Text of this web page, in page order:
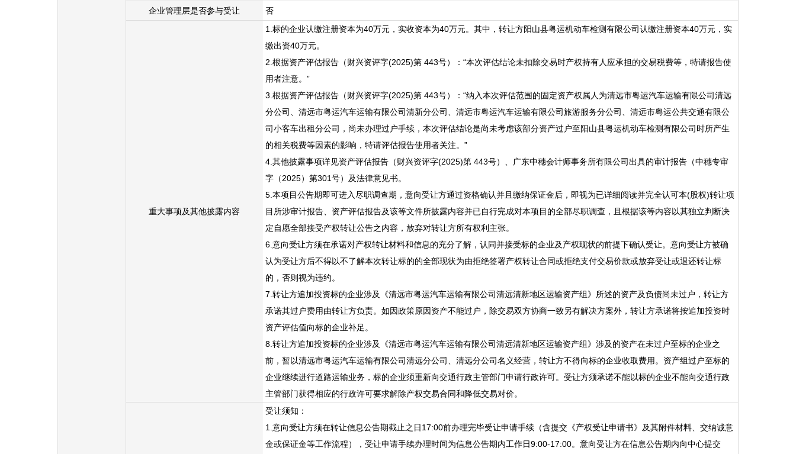
企业管理层是否参与受让 否
重大事项及其他披露内容
1.标的企业认缴注册资本为40万元，实收资本为40万元。其中，转让方阳山县粤运机动车检测有限公司认缴注册资本40万元，实
缴出资40万元。
2.根据资产评估报告（财兴资评字(2025)第 443号）：“本次评估结论未扣除交易时产权持有人应承担的交易税费等，特请报告使
用者注意。”
3.根据资产评估报告（财兴资评字(2025)第 443号）：“纳入本次评估范围的固定资产权属人为清远市粤运汽车运输有限公司清远
分公司、清远市粤运汽车运输有限公司清新分公司、清远市粤运汽车运输有限公司旅游服务分公司、清远市粤运公共交通有限公
司小客车出租分公司，尚未办理过户手续，本次评估结论是尚未考虑该部分资产过户至阳山县粤运机动车检测有限公司时所产生
的相关税费等因素的影响，特请评估报告使用者关注。”
4.其他披露事项详见资产评估报告（财兴资评字(2025)第 443号）、广东中穗会计师事务所有限公司出具的审计报告（中穗专审
字（2025）第301号）及法律意见书。
5.本项目公告期即可进入尽职调查期，意向受让方通过资格确认并且缴纳保证金后，即视为已详细阅读并完全认可本(股权)转让项
目所涉审计报告、资产评估报告及该等文件所披露内容并已自行完成对本项目的全部尽职调查，且根据该等内容以其独立判断决
定自愿全部接受产权转让公告之内容，放弃对转让方所有权利主张。
6.意向受让方须在承诺对产权转让材料和信息的充分了解，认同并接受标的企业及产权现状的前提下确认受让。意向受让方被确
认为受让方后不得以不了解本次转让标的的全部现状为由拒绝签署产权转让合同或拒绝支付交易价款或放弃受让或退还转让标
的，否则视为违约。
7.转让方追加投资标的企业涉及《清远市粤运汽车运输有限公司清远清新地区运输资产组》所述的资产及负债尚未过户，转让方
承诺其过户费用由转让方负责。如因政策原因资产不能过户，除交易双方协商一致另有解决方案外，转让方承诺将按追加投资时
资产评估值向标的企业补足。
8.转让方追加投资标的企业涉及《清远市粤运汽车运输有限公司清远清新地区运输资产组》涉及的资产在未过户至标的企业之
前，暂以清远市粤运汽车运输有限公司清远分公司、清远分公司名义经营，转让方不得向标的企业收取费用。资产组过户至标的
企业继续进行道路运输业务，标的企业须重新向交通行政主管部门申请行政许可。受让方须承诺不能以标的企业不能向交通行政
主管部门获得相应的行政许可要求解除产权交易合同和降低交易对价。
受让须知：
1.意向受让方须在转让信息公告期截止之日17:00前办理完毕受让申请手续（含提交《产权受让申请书》及其附件材料、交纳诚意
金或保证金等工作流程），受让申请手续办理时间为信息公告期内工作日9:00-17:00。意向受让方在信息公告期内向中心提交